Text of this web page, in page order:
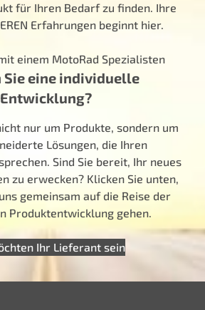
für Ihren Bedarf zu finden. Ihre
Erfahrungen beginnt hier.
einem MotoRad Spezialisten
Sie eine individuelle
Entwicklung?
nur um Produkte, sondern um
Lösungen, die Ihren
Sind Sie bereit, Ihr neues
zu erwecken? Klicken Sie unten,
gemeinsam auf die Reise der
Produktentwicklung gehen.
Ihr Lieferant sein